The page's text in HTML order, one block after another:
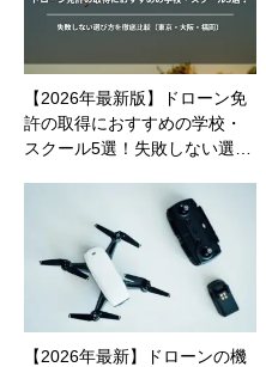
【2026年最新版】ドローン免
許の取得におすすめの学校・
スクール5選！失敗しない選…
【2026年最新】ドローンの機